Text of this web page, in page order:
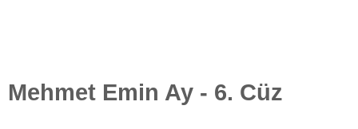
Mehmet Emin Ay - 6. Cüz